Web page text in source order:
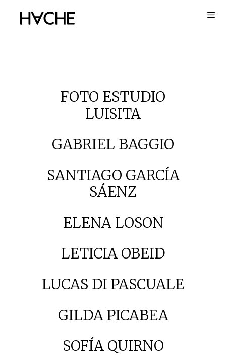
FOTO ESTUDIO
LUISITA
GABRIEL BAGGIO
SANTIAGO GARCÍA
SÁENZ
ELENA LOSON
LETICIA OBEID
LUCAS DI PASCUALE
GILDA PICABEA
SOFÍA QUIRNO